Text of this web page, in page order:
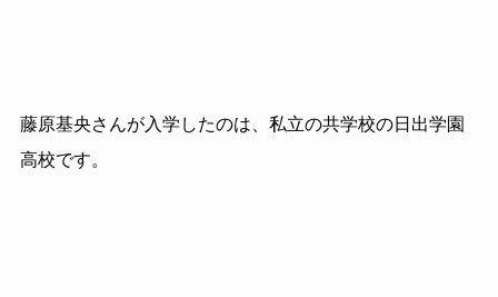
藤原基央さんが入学したのは、私立の共学校の日出学園
高校です。